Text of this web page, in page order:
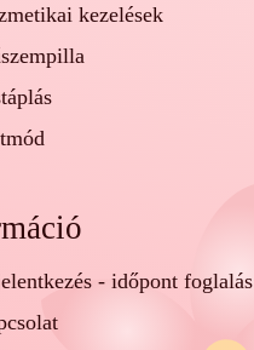
kezelések
- időpont foglalás